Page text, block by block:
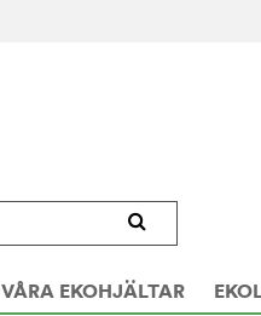
VÅRA EKOHJÄLTAR